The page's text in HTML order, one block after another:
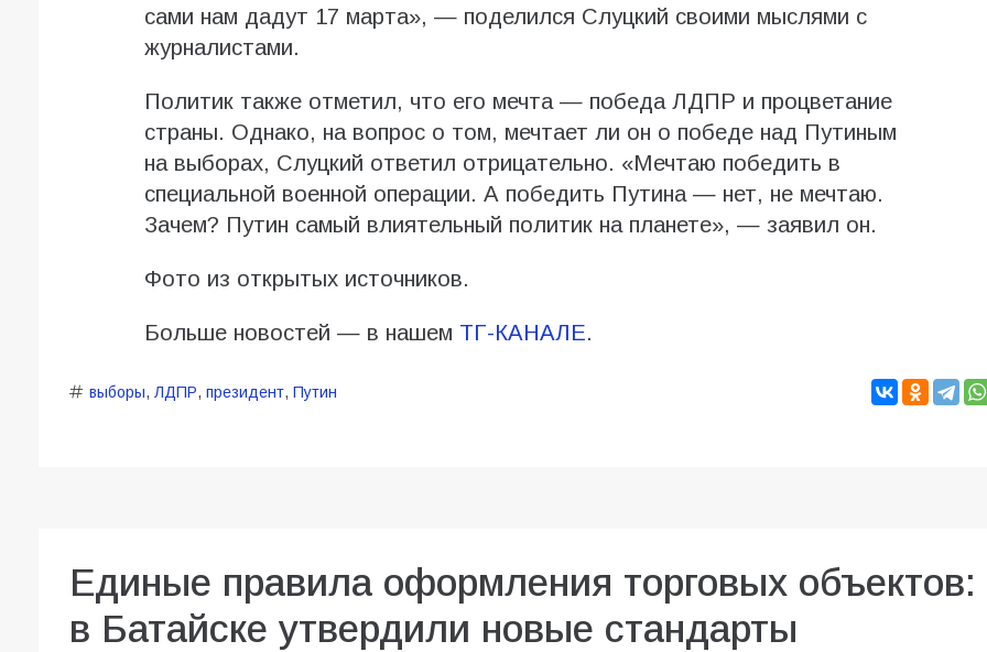
сами нам дадут 17 марта», — поделился Слуцкий своими мыслями с
журналистами.
Политик также отметил, что его мечта — победа ЛДПР и процветание
страны. Однако, на вопрос о том, мечтает ли он о победе над Путиным
на выборах, Слуцкий ответил отрицательно. «Мечтаю победить в
специальной военной операции. А победить Путина — нет, не мечтаю.
Зачем? Путин самый влиятельный политик на планете», — заявил он.
Фото из открытых источников.
Больше новостей — в нашем ТГ-КАНАЛЕ.
выборы, ЛДПР, президент, Путин
Единые правила оформления торговых объектов:
в Батайске утвердили новые стандарты